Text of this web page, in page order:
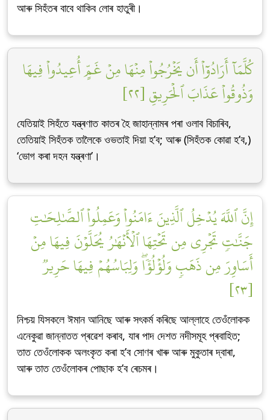
আৰু সিহঁতৰ বাবে থাকিব লোৰ হাতুৰী।
كُلَّمَآ أَرَادُوٓاْ أَن يَخۡرُجُواْ مِنۡهَا مِنۡ غَمٍّ أُعِيدُواْ فِيهَا
وَذُوقُواْ عَذَابَ ٱلۡحَرِيقِ [٢٢]
যেতিয়াই সিহঁতে যন্ত্ৰণাত কাতৰ হৈ জাহান্নামৰ পৰা ওলাব বিচাৰিব,
তেতিয়াই সিহঁতক তালৈকে ওভতাই দিয়া হ’ব; আৰু (সিহঁতক কোৱা হ’ব,)
‘ভোগ কৰা দহন যন্ত্ৰণা’।
إِنَّ ٱللَّهَ يُدۡخِلُ ٱلَّذِينَ ءَامَنُواْ وَعَمِلُواْ ٱلصَّٰلِحَٰتِ
جَنَّٰتٖ تَجۡرِي مِن تَحۡتِهَا ٱلۡأَنۡهَٰرُ يُحَلَّوۡنَ فِيهَا مِنۡ
أَسَاوِرَ مِن ذَهَبٖ وَلُؤۡلُؤٗاۖ وَلِبَاسُهُمۡ فِيهَا حَرِيرٞ
[٢٣]
নিশ্চয় যিসকলে ঈমান আনিছে আৰু সৎকৰ্ম কৰিছে আল্লাহে তেওঁলোকক
এনেকুৱা জান্নাতত প্ৰৱেশ কৰাব, যাৰ পাদ দেশত নদীসমূহ প্ৰবাহিত;
তাত তেওঁলোকক অলংকৃত কৰা হ’ব সোণৰ খাৰু আৰু মুকুতাৰ দ্বাৰা,
আৰু তাত তেওঁলোকৰ পোছাক হ’ব ৰেচমৰ।